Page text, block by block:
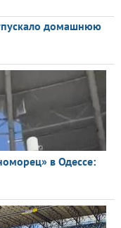
домашнюю
в Одессе: